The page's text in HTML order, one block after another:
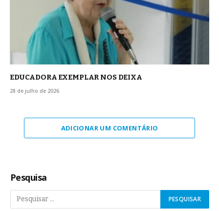
EDUCADORA EXEMPLAR NOS DEIXA
28 de julho de 2026
ADICIONAR UM COMENTÁRIO
Pesquisa